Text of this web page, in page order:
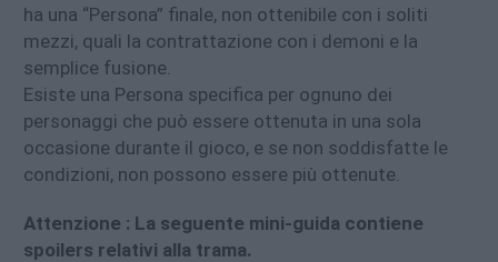
ha una “Persona” finale, non ottenibile con i soliti
mezzi, quali la contrattazione con i demoni e la
semplice fusione.
Esiste una Persona specifica per ognuno dei
personaggi che può essere ottenuta in una sola
occasione durante il gioco, e se non soddisfatte le
condizioni, non possono essere più ottenute.
Attenzione : La seguente mini-guida contiene
spoilers relativi alla trama.